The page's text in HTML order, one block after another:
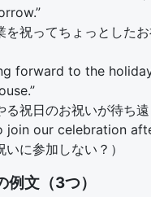
を祝ってちょっとした
forward to the
る祝日のお祝いが待ち遠
join our celebration
いに参加しない？）
例文（3つ）